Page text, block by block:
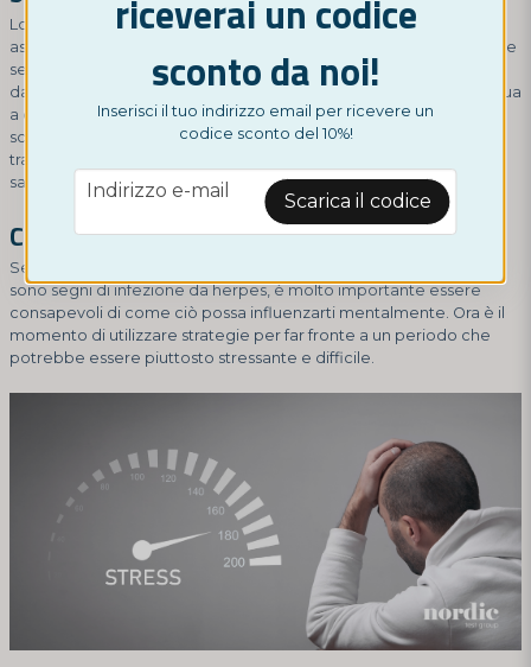
Lo stigma può giocare un ruolo decisivo nei problemi mentali
associati all'herpes. Avere opinioni negative su di sé può rafforzare
sentimenti di vergogna e colpa. Questo può essere amplificato
dalla disinformazione diffusa online. Lo stigma sociale che continua
a circondare l'herpes può portare a ulteriore isolamento e
scoraggiare le persone dal cercare informazioni, supporto e
trattamento. Questo può portare a una compromissione della
salute mentale.
Come gestire la pressione mentale?
Se hai fatto un test e hai scoperto che i sintomi che stai vivendo
sono segni di infezione da herpes, è molto importante essere
consapevoli di come ciò possa influenzarti mentalmente. Ora è il
momento di utilizzare strategie per far fronte a un periodo che
potrebbe essere piuttosto stressante e difficile.
riceverai un codice
sconto da noi!
Inserisci il tuo indirizzo email per ricevere un
codice sconto del 10%!
email
Indirizzo e-mail Scarica il codice